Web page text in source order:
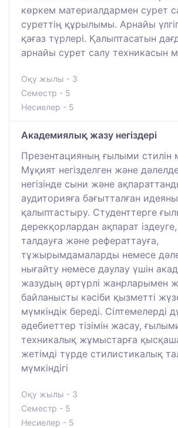
көркем материалдармен сурет
суреттің құрылымы. Арнайы
қағаз түрлері. Қалыптасатын
арнайы сурет салу техникасын
Оқу жылы - 3
Семестр - 5
Несиелер - 5
Академиялық жазу негіздері
Презентацияның ғылыми стилін
Мұқият негізделген және
негізінде сыни және
аудиторияға бағытталған идеяны
қалыптастыру. Студенттерге
дерекқорлардан ақпарат іздеуге,
талдауға және рефераттауға,
тұжырымдамаларды немесе
нығайту немесе даулау үшін
жазудың әртүрлі жанрларымен
байланысты кәсіби қызметті
мүмкіндік береді. Сілтемелерді
әдебиеттер тізімін жасау,
техникалық жұмыстарға
жетімді түрде стилистикалық
мүмкіндігі
Оқу жылы - 3
Семестр - 5
Несиелер - 5